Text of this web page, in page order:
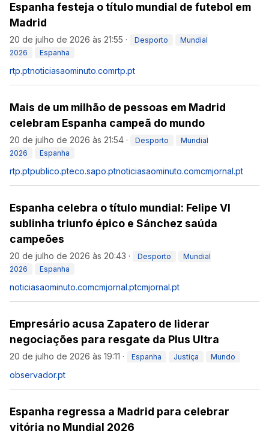
Espanha festeja o título mundial de futebol em
Madrid
20 de julho de 2026 às 21:55 · Desporto
Mundial
2026
Espanha
rtp.ptnoticiasaominuto.comrtp.pt
Mais de um milhão de pessoas em Madrid
celebram Espanha campeã do mundo
20 de julho de 2026 às 21:54 · Desporto
Mundial
2026
Espanha
rtp.ptpublico.pteco.sapo.ptnoticiasaominuto.comcmjornal.pt
Espanha celebra o título mundial: Felipe VI
sublinha triunfo épico e Sánchez saúda
campeões
20 de julho de 2026 às 20:43 · Desporto
Mundial
2026
Espanha
noticiasaominuto.comcmjornal.ptcmjornal.pt
Empresário acusa Zapatero de liderar
negociações para resgate da Plus Ultra
20 de julho de 2026 às 19:11 · Espanha Justiça Mundo
observador.pt
Espanha regressa a Madrid para celebrar
vitória no Mundial 2026